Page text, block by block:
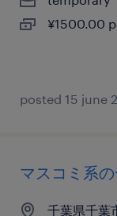
¥1500.00
posted 15 june
マスコミ系
千葉県千葉